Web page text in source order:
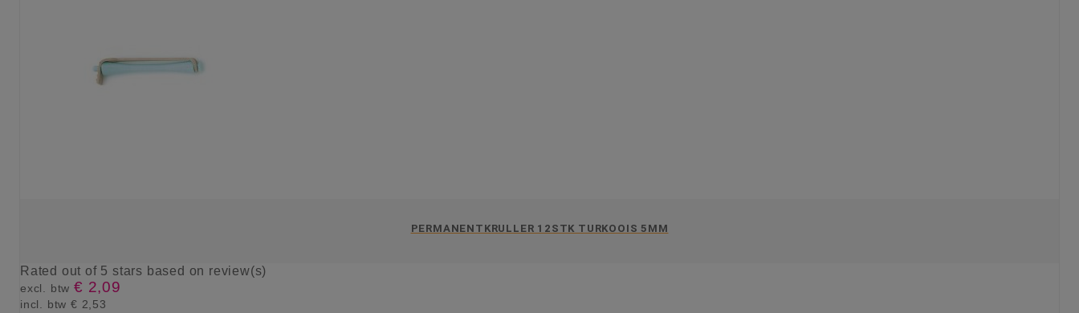
PERMANENTKRULLER 12STK TURKOOIS 5MM
Rated out of 5 stars based on review(s)
excl. btw € 2,09
incl. btw € 2,53